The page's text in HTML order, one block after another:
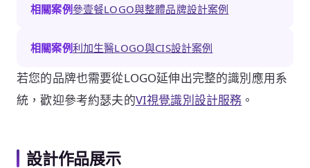
相關案例 參壹餐LOGO與整體品牌設計案例
相關案例利加生醫LOGO與CIS設計案例
若您的品牌也需要從LOGO延伸出完整的識別應用系
統，歡迎參考約瑟夫的VI視覺識別設計服務 。
設計作品展示